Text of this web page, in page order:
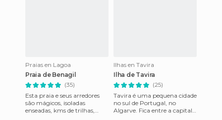
Praias en Lagoa
Praia de Benagil
(35)
Esta praia e seus arredores
são mágicos, isoladas
enseadas, kms de trilhas,
Ilhas en Tavira
Ilha de Tavira
(25)
Tavira é uma pequena cidade
no sul de Portugal, no
Algarve. Fica entre a capital